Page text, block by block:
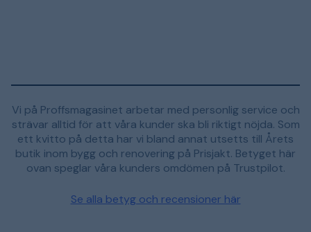
Vi på Proffsmagasinet arbetar med personlig service och
strävar alltid för att våra kunder ska bli riktigt nöjda. Som
ett kvitto på detta har vi bland annat utsetts till Årets
butik inom bygg och renovering på Prisjakt. Betyget här
ovan speglar våra kunders omdömen på Trustpilot.
Se alla betyg och recensioner här